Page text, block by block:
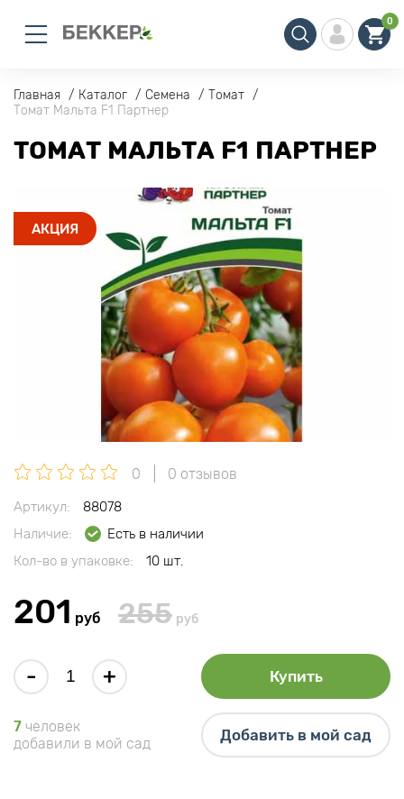
0
Главная Каталог Семена
Томат
Томат Мальта F1 Партнер
ТОМАТ МАЛЬТА F1 ПАРТНЕР
АКЦИЯ
0 0 отзывов
Артикул:
88078
Наличие:
Есть в наличии
Кол-во в упаковке:
10 шт.
201 руб 255 руб
- + Купить
7 человек
добавили в мой сад
Добавить в мой сад